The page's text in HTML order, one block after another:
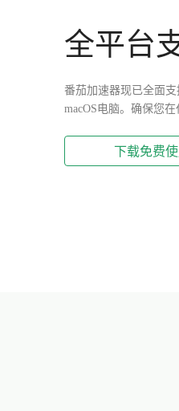
全平台
番茄加速器现已全面支
macOS电脑。确保您
下载免费使